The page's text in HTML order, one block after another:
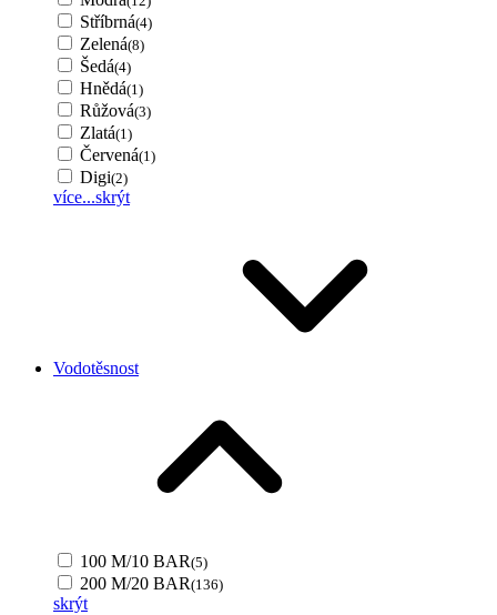
Stříbrná(4)
Zelená(8)
Šedá(4)
Hnědá(1)
Růžová(3)
Zlatá(1)
Červená(1)
Digi(2)
více...skrýt
Vodotěsnost
100 M/10 BAR(5)
200 M/20 BAR(136)
skrýt